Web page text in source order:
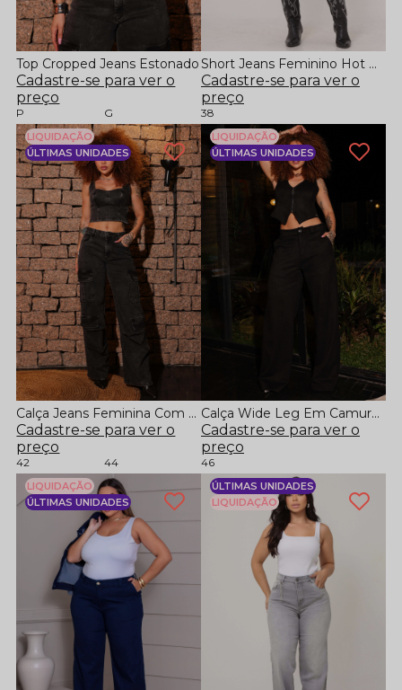
Top Cropped Jeans Estonado
Cadastre-se para ver o
preço
P G
Short Jeans Feminino Hot Pants Estonada
Cadastre-se para ver o
preço
38
LIQUIDAÇÃO
ÚLTIMAS UNIDADES
Calça Jeans Feminina Com Bolsos Cargo
Cadastre-se para ver o
preço
42 44
LIQUIDAÇÃO
ÚLTIMAS UNIDADES
Calça Wide Leg Em Camurça Cintura Alta
Cadastre-se para ver o
preço
46
LIQUIDAÇÃO
ÚLTIMAS UNIDADES
ÚLTIMAS UNIDADES
LIQUIDAÇÃO